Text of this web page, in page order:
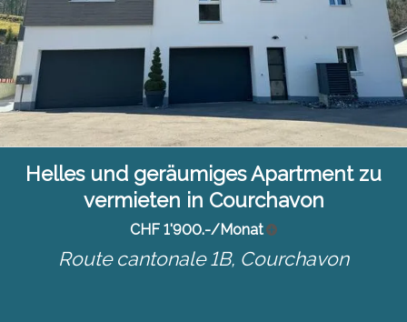
Helles und geräumiges Apartment zu
vermieten in Courchavon
CHF 1'900.-/Monat
Route cantonale 1B, Courchavon